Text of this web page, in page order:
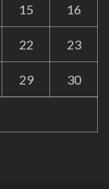
15 16
22 23
29 30